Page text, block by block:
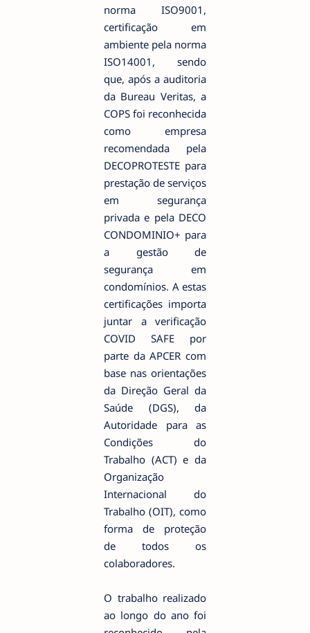
norma ISO9001,
certificação em
ambiente pela norma
ISO14001, sendo
que, após a auditoria
da Bureau Veritas, a
COPS foi reconhecida
como empresa
recomendada pela
DECOPROTESTE para
prestação de serviços
em segurança
privada e pela DECO
CONDOMINIO+ para
a gestão de
segurança em
condomínios. A estas
certificações importa
juntar a verificação
COVID SAFE por
parte da APCER com
base nas orientações
da Direção Geral da
Saúde (DGS), da
Autoridade para as
Condições do
Trabalho (ACT) e da
Organização
Internacional do
Trabalho (OIT), como
forma de proteção
de todos os
colaboradores.
O trabalho realizado
ao longo do ano foi